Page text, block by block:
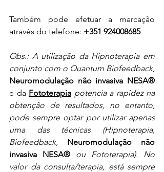
Também pode efetuar a marcação
através do telefone: +351 924008685
Obs.: A utilização da Hipnoterapia em
Neuromodulação não invasiva
e da Fototerapia potencia a rapidez na
obtenção de resultados, no entanto,
pode sempre optar por utilizar apenas
uma das técnicas (Hipnoterapia,
Biofeedback, Neuromodulação não
invasiva NESA® ou Fototerapia). No
valor da consulta/terapia, está sempre